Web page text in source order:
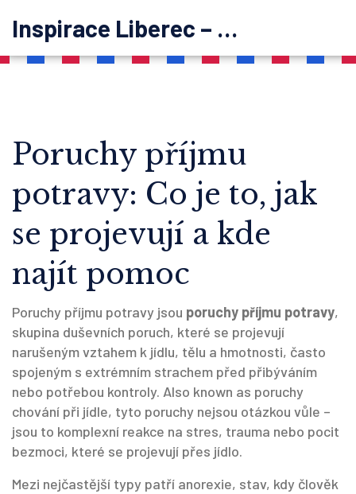
Inspirace Liberec – psychoterapie
Poruchy příjmu
potravy: Co je to, jak
se projevují a kde
najít pomoc
Poruchy příjmu potravy jsou poruchy příjmu potravy,
skupina duševních poruch, které se projevují
narušeným vztahem k jídlu, tělu a hmotnosti, často
spojeným s extrémním strachem před přibýváním
nebo potřebou kontroly. Also known as poruchy
chování při jídle, tyto poruchy nejsou otázkou vůle –
jsou to komplexní reakce na stres, trauma nebo pocit
bezmoci, které se projevují přes jídlo.
Mezi nejčastější typy patří anorexie, stav, kdy člověk